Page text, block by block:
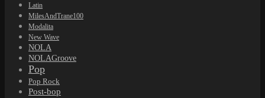
Latin
MilesAndTrane100
Modalita
New Wave
NOLA
NOLAGroove
Pop
Pop Rock
Post-bop